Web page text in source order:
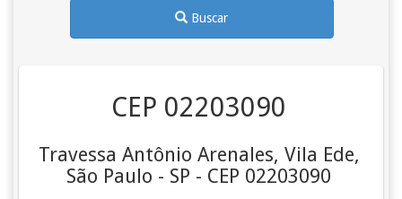
Buscar
CEP 02203090
Travessa Antônio Arenales, Vila Ede,
São Paulo - SP - CEP 02203090